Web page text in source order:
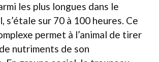
les plus longues dans le
s’étale sur 70 à 100 heures. Ce
permet à l’animal de tirer
nutriments de son